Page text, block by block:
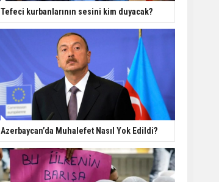
Tefeci kurbanlarının sesini kim duyacak?
Azerbaycan’da Muhalefet Nasıl Yok Edildi?